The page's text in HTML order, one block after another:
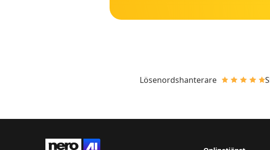
Lösenordshanterare